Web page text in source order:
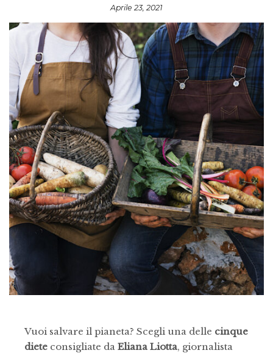
Aprile 23, 2021
Vuoi salvare il pianeta? Scegli una delle cinque
diete consigliate da Eliana Liotta, giornalista